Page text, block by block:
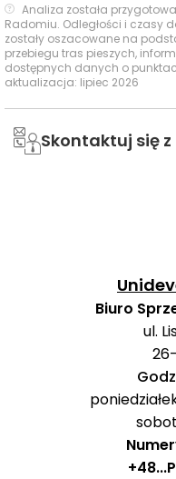
Ocena Tabelaofert:
przeciętny dostęp do
głównie na
dostępną dopiero po
Ważne miejsca w
zakupy i rozrywka
Nazwa
Zespół
Analiza została
Radomiu. Odległości i czasy
zostały oszacowane na
przebiegu tras pieszych,
dostępnych danych o
aktualizacja: lipiec 2026
Skontaktuj się
Biuro
ul.
+48...